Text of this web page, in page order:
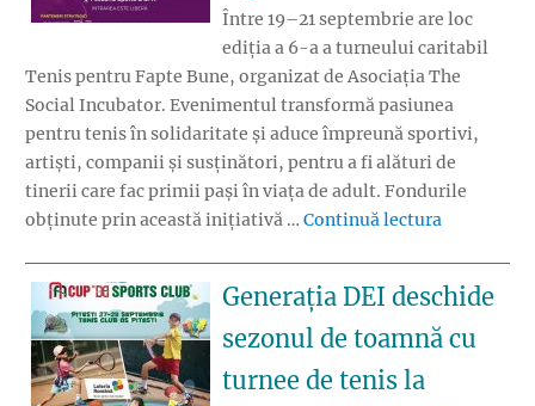
Între 19–21 septembrie are loc
ediția a 6-a a turneului caritabil
Tenis pentru Fapte Bune, organizat de Asociația The
Social Incubator. Evenimentul transformă pasiunea
pentru tenis în solidaritate și aduce împreună sportivi,
artiști, companii și susținători, pentru a fi alături de
tinerii care fac primii pași în viața de adult. Fondurile
obținute prin această inițiativă … Continuă lectura
Generația DEI deschide
sezonul de toamnă cu
turnee de tenis la